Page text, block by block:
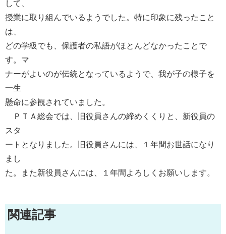
して、
授業に取り組んでいるようでした。特に印象に残ったこと
は、
どの学級でも、保護者の私語がほとんどなかったことで
す。マ
ナーがよいのが伝統となっているようで、我が子の様子を
一生
懸命に参観されていました。
ＰＴＡ総会では、旧役員さんの締めくくりと、新役員の
スタ
ートとなりました。旧役員さんには、１年間お世話になり
まし
た。また新役員さんには、１年間よろしくお願いします。
関連記事